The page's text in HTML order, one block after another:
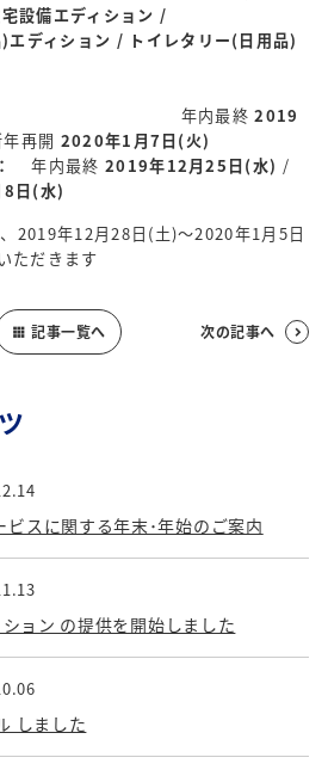
設備エディション /
エディション / トイレタリー(日用品)
最終2019
再開 2020年1月7日(火)
年内最終 2019年12月25日(水) /
日(水)
2019年12月28日(土)～2020年1月5日
ただきます
 記事一覧へ 次の記事へ 
ビスに関する年末･年始のご案内
ョン の提供を開始しました
しました